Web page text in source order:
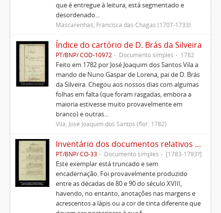
que é entregue à leitura, está segmentado e
desordenado...
Mascarenhas, Francisca das Chagas (1707-1733)
Índice do cartório de D. Brás da Silveira
PT/BNP/ COD-10972 Documento simples 1782
Feito em 1782 por José Joaquim dos Santos Vila a
mando de Nuno Gaspar de Lorena, pai de D. Brás
da Silveira. Chegou aos nossos dias com algumas
folhas em falta (que foram rasgadas, embora a
maioria estivesse muito provavelmente em
branco) e outras...
Vila, José Joaquim dos Santos (flor. 1782)
Inventário dos documentos relativos aos Morgados da Patameira, de Oliveira e de Caparica
PT/BNP/ CO-33 Documento simples [1783-1793?]
Este exemplar está truncado e sem
encadernação. Foi provavelmente produzido
entre as décadas de 80 e 90 do século XVIII,
havendo, no entanto, anotações nas margens e
acrescentos a lápis ou a cor de tinta diferente que